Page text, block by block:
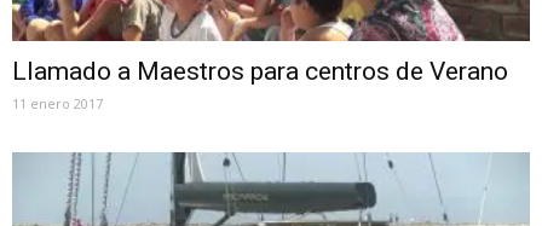
Llamado a Maestros para centros de Verano
11 enero 2017